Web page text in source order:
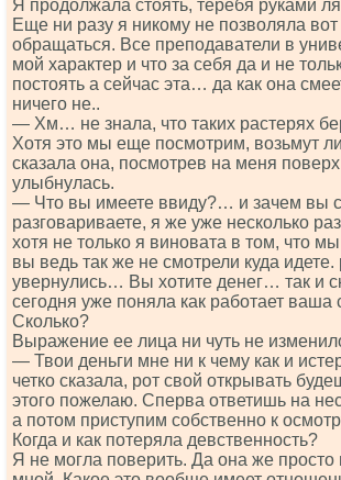
Я продолжала стоять, теребя руками
Еще ни разу я никому не позволяла вот
обращаться. Все преподаватели в
мой характер и что за себя да и не
постоять а сейчас эта… да как она
ничего не..
— Хм… не знала, что таких растерях
Хотя это мы еще посмотрим, возьмут
сказала она, посмотрев на меня
улыбнулась.
— Что вы имеете ввиду?… и зачем вы
разговариваете, я же уже несколько
хотя не только я виновата в том, что
вы ведь так же не смотрели куда идете.
увернулись… Вы хотите денег… так и
сегодня уже поняла как работает ваша
Сколько?
Выражение ее лица ни чуть не
— Твои деньги мне ни к чему как и
четко сказала, рот свой открывать
этого пожелаю. Сперва ответишь на
а потом приступим собственно к
Когда и как потеряла девственность?
Я не могла поверить. Да она же просто